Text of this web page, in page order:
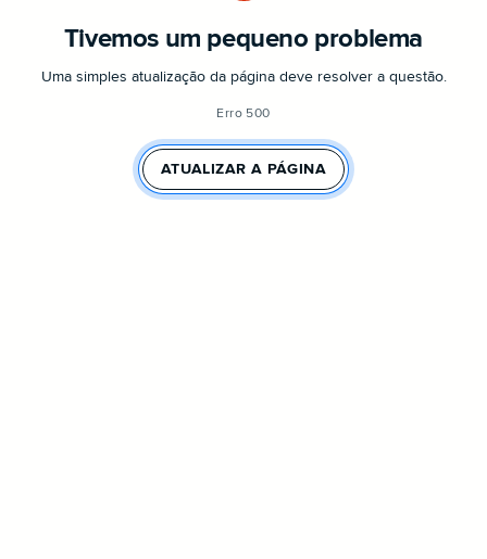
Tivemos um pequeno problema
Uma simples atualização da página deve resolver a questão.
Erro 500
ATUALIZAR A PÁGINA